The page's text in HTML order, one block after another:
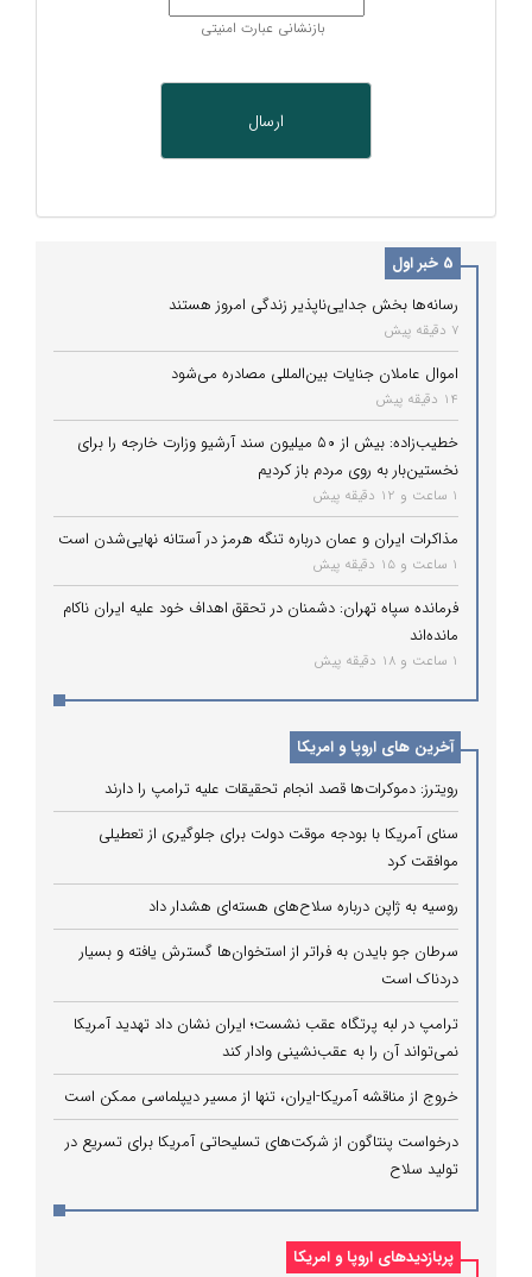
بازنشانی عبارت امنیتی
5 خبر اول
رسانه‌ها بخش جدایی‌ناپذیر زندگی امروز هستند
7 دقیقه پیش
اموال عاملان جنایات بین‌المللی مصادره می‌شود
14 دقیقه پیش
خطیب‌زاده: بیش از ۵۰ میلیون سند آرشیو وزارت خارجه را برای
نخستین‌بار به روی مردم باز کردیم
1 ساعت و 12 دقیقه پیش
مذاکرات ایران و عمان درباره تنگه هرمز در آستانه نهایی‌شدن است
1 ساعت و 15 دقیقه پیش
فرمانده سپاه تهران: دشمنان در تحقق اهداف خود علیه ایران ناکام
مانده‌اند
1 ساعت و 18 دقیقه پیش
آخرین های اروپا و امریکا
رویترز: دموکرات‌ها قصد انجام تحقیقات علیه ترامپ را دارند
سنای آمریکا با بودجه موقت دولت برای جلوگیری از تعطیلی
موافقت کرد
روسیه به ژاپن درباره سلاح‌های هسته‌ای هشدار داد
سرطان جو بایدن به فراتر از استخوان‌ها گسترش یافته و بسیار
دردناک است
ترامپ در لبه پرتگاه عقب نشست؛ ایران نشان داد تهدید آمریکا
نمی‌تواند آن را به عقب‌نشینی وادار کند
خروج از مناقشه آمریکا-ایران، تنها از مسیر دیپلماسی ممکن است
درخواست پنتاگون از شرکت‌های تسلیحاتی آمریکا برای تسریع در
تولید سلاح
پربازدیدهای اروپا و امریکا